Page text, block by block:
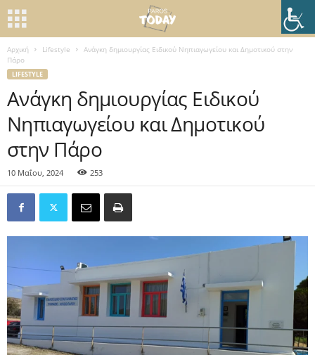
Αρχική Lifestyle
Ανάγκη δημιουργίας Ειδικού Νηπιαγωγείου και Δημοτικού στην
Πάρο
LIFESTYLE
Ανάγκη δημιουργίας Ειδικού
Νηπιαγωγείου και Δημοτικού
στην Πάρο
10 Μαΐου, 2024 253